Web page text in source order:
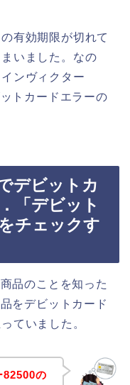
有効期限が切れて
いました。なの
ンヴィクター
トカードエラーの
デビットカ
「デビット
チェックす
品のことを知った
をデビットカード
ていました。
82500の